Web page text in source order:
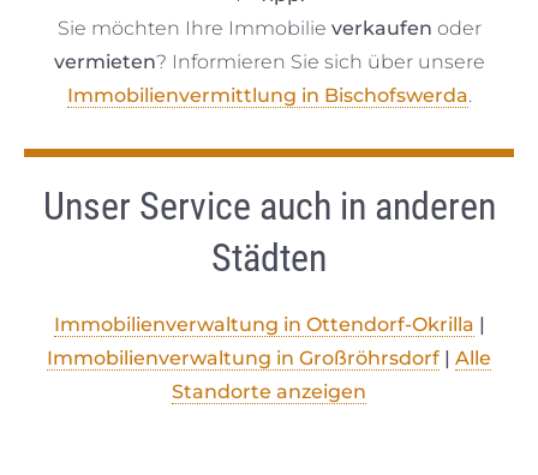
Sie möchten Ihre Immobilie verkaufen oder
vermieten? Informieren Sie sich über unsere
Immobilienvermittlung in Bischofswerda.
Unser Service auch in anderen
Städten
Immobilienverwaltung in Ottendorf-Okrilla |
Immobilienverwaltung in Großröhrsdorf | Alle
Standorte anzeigen